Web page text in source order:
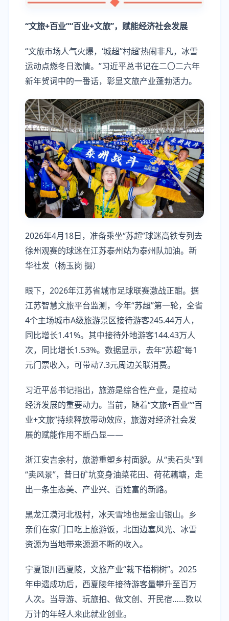
“文旅+百业”“百业+文旅”，赋能经济社会发展
“文旅市场人气火爆，‘城超’‘村超’热闹非凡，冰雪
运动点燃冬日激情。”习近平总书记在二〇二六年
新年贺词中的一番话，彰显文旅产业蓬勃活力。
2026年4月18日，准备乘坐“苏超”球迷高铁专列去
徐州观赛的球迷在江苏泰州站为泰州队加油。新
华社发（杨玉岗 摄）
眼下，2026年江苏省城市足球联赛激战正酣。据
江苏智慧文旅平台监测，今年“苏超”第一轮，全省
4个主场城市A级旅游景区接待游客245.44万人，
同比增长1.41%。其中接待外地游客144.43万人
次，同比增长1.53%。数据显示，去年“苏超”每1
元门票收入，可带动7.3元周边关联消费。
习近平总书记指出，旅游是综合性产业，是拉动
经济发展的重要动力。当前，随着“文旅+百业”“百
业+文旅”持续释放带动效应，旅游对经济社会发
展的赋能作用不断凸显——
浙江安吉余村，旅游重塑乡村面貌。从“卖石头”到
“卖风景”，昔日矿坑变身油菜花田、荷花藕塘，走
出一条生态美、产业兴、百姓富的新路。
黑龙江漠河北极村，冰天雪地也是金山银山。乡
亲们在家门口吃上旅游饭，北国边塞风光、冰雪
资源为当地带来源源不断的收入。
宁夏银川西夏陵，文旅产业“栽下梧桐树”。2025
年申遗成功后，西夏陵年接待游客量攀升至百万
人次。当导游、玩旅拍、做文创、开民宿……数以
万计的年轻人来此就业创业。